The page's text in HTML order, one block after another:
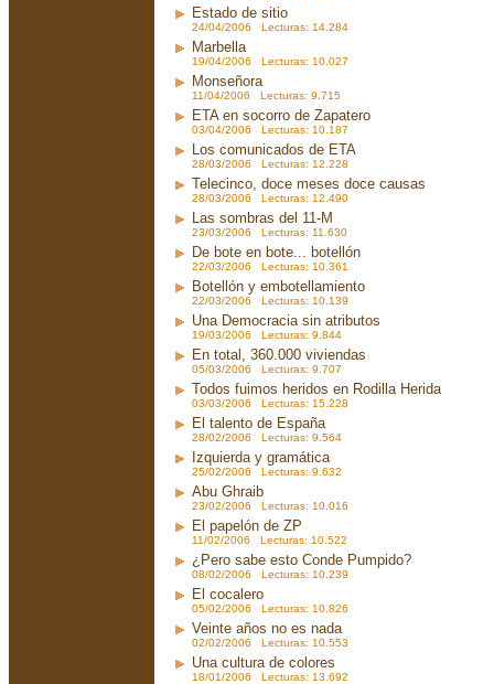
Estado de sitio
24/04/2006 Lecturas: 14.284
Marbella
19/04/2006 Lecturas: 10.027
Monseñora
11/04/2006 Lecturas: 9.715
ETA en socorro de Zapatero
03/04/2006 Lecturas: 10.187
Los comunicados de ETA
28/03/2006 Lecturas: 12.228
Telecinco, doce meses doce causas
28/03/2006 Lecturas: 12.490
Las sombras del 11-M
23/03/2006 Lecturas: 11.630
De bote en bote... botellón
22/03/2006 Lecturas: 10.361
Botellón y embotellamiento
22/03/2006 Lecturas: 10.139
Una Democracia sin atributos
19/03/2006 Lecturas: 9.844
En total, 360.000 viviendas
05/03/2006 Lecturas: 9.707
Todos fuimos heridos en Rodilla Herida
03/03/2006 Lecturas: 15.228
El talento de España
28/02/2006 Lecturas: 9.564
Izquierda y gramática
25/02/2006 Lecturas: 9.632
Abu Ghraib
23/02/2006 Lecturas: 10.016
El papelón de ZP
11/02/2006 Lecturas: 10.522
¿Pero sabe esto Conde Pumpido?
08/02/2006 Lecturas: 10.239
El cocalero
05/02/2006 Lecturas: 10.826
Veinte años no es nada
02/02/2006 Lecturas: 10.553
Una cultura de colores
18/01/2006 Lecturas: 13.692